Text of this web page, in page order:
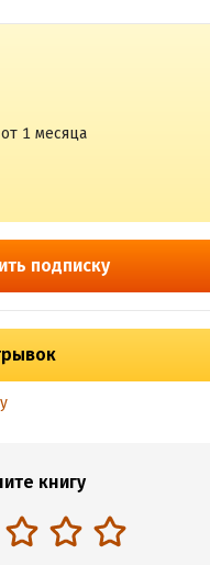
1 месяца
подписку
книгу